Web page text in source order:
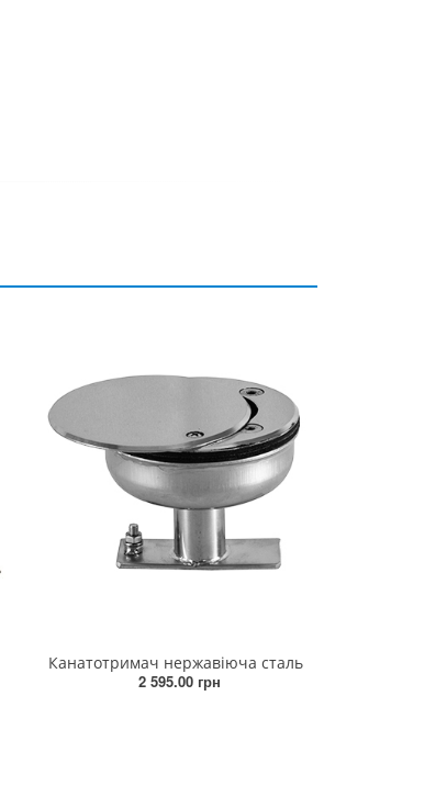
Канатотримач нержавіюча сталь
2 595.00 грн